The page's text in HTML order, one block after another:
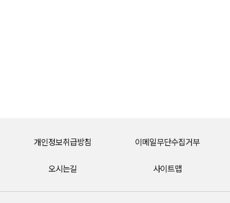
개인정보취급방침 이메일무단수집거부
오시는길 사이트맵